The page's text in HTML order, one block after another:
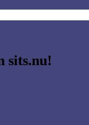
sits.nu!